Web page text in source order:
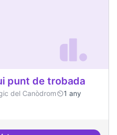
punt de trobada
del Canòdrom
1 any